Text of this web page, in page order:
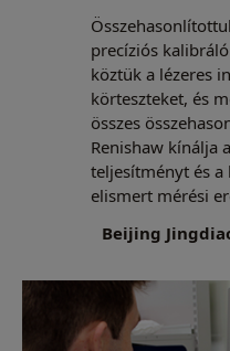
precíziós
köztük a lézeres
körteszteket, és
összes
Renishaw kínálja
teljesítményt és a
elismert mérési
Beijing